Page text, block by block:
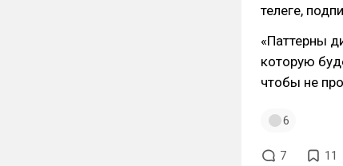
телеге,
«Паттерны
которую
чтобы не
6
7 11